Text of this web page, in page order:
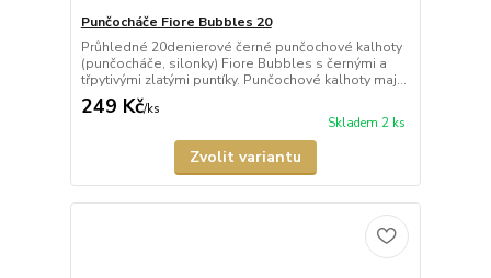
Punčocháče Fiore Bubbles 20
Průhledné 20denierové černé punčochové kalhoty
(punčocháče, silonky) Fiore Bubbles s černými a
třpytivými zlatými puntíky. Punčochové kalhoty maj...
249 Kč/ks
Skladem 2 ks
Zvolit variantu